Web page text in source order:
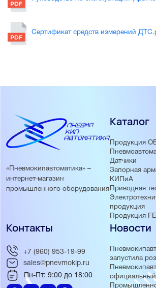
Сертификат средств измерений
«Пневмокипавтоматика» –
интернет-магазин
промышленного оборудования
Каталог
Продукция
Датчики
Запорная
КИПиА
Приводная
продукция
Продукция
Новости
запустила
Контакты
+7 (960) 953-19-99
sales@pnevmokip.ru
Пн-Пт: 9:00 до 18:00